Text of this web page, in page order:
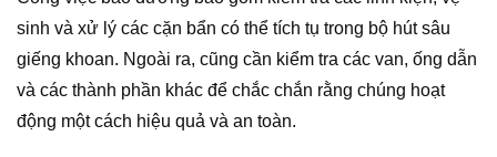
sinh và xử lý các cặn bẩn có thể tích tụ trong bộ hút sâu
giếng khoan. Ngoài ra, cũng cần kiểm tra các van, ống dẫn
và các thành phần khác để chắc chắn rằng chúng hoạt
động một cách hiệu quả và an toàn.